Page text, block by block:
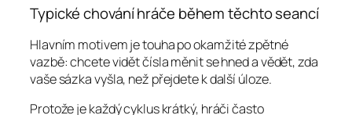
Typické chování hráče během těchto seancí
Hlavním motivem je touha po okamžité zpětné
vazbě: chcete vidět čísla měnit se hned a vědět, zda
vaše sázka vyšla, než přejdete k další úloze.
Protože je každý cyklus krátký, hráči často